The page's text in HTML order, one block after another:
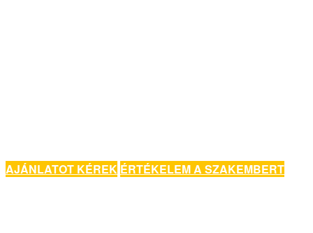
AJÁNLATOT KÉREK ÉRTÉKELEM A SZAKEMBERT